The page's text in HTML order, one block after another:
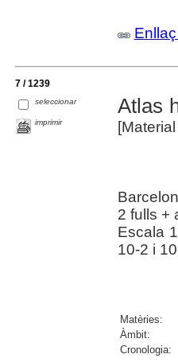
7 / 1239
seleccionar
imprimir
Atlas
2 fulls +
Escala
10-2 i
Matèries:
Àmbit:
Cronologia: